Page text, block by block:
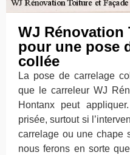
WJ Rénovation
pour une pose
collée
La pose de carrelage
que le carreleur WJ
Hontanx peut
prisée, surtout si
carrelage ou une chape
nous ferons en sorte